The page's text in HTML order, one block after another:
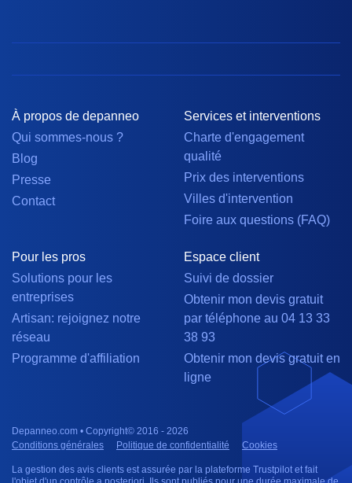
À propos de depanneo
Qui sommes-nous ?
Blog
Presse
Contact
Services et interventions
Charte d'engagement
qualité
Prix des interventions
Villes d'intervention
Foire aux questions (FAQ)
Pour les pros
Solutions pour les
entreprises
Artisan: rejoignez notre
réseau
Programme d'affiliation
Espace client
Suivi de dossier
Obtenir mon devis gratuit
par téléphone au 04 13 33
38 93
Obtenir mon devis gratuit en
ligne
Depanneo.com • Copyright© 2016 - 2026
Conditions générales
Politique de confidentialité Cookies
La gestion des avis clients est assurée par la plateforme Trustpilot et fait